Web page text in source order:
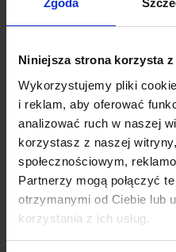
Zgoda
Niniejsza strona korzysta
Wykorzystujemy pliki
i reklam, aby oferować
analizować ruch w naszej
korzystasz z naszej
społecznościowym,
Partnerzy mogą połączyć
otrzymanymi od Ciebie lub
korzystania z ich usług.
razem, gdy pracuję z parą,
zaskakuje mnie dojrzałość i
chodzi o to, że jest
biznesie, jak i w rodzinie jest
czasu. Do tego nie dość, że
jeszcze wszystko gotuje się w
CZYTAJ